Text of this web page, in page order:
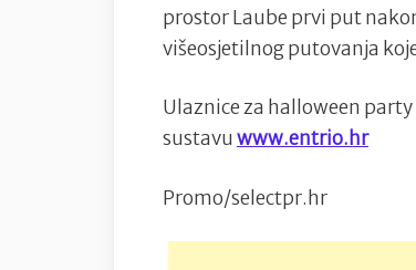
prostor Laube prvi put
višeosjetilnog putovanja
Ulaznice za halloween party
sustavu www.entrio.hr
Promo/selectpr.hr